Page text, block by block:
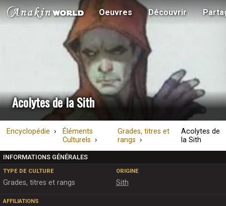
Oeuvres Découvrir
Acolytes de la Sith
Encyclopédie
Éléments
Culturels
Grades, titres et
rangs
Acolytes de
la Sith
INFORMATIONS GÉNÉRALES
TYPE DE CULTURE
Grades, titres et rangs
ORIGINE
Sith
AFFILIATIONS